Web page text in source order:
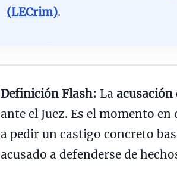
(LECrim).
Definición Flash: La acusación
ante el Juez. Es el momento
a pedir un castigo concreto
acusado a defenderse de